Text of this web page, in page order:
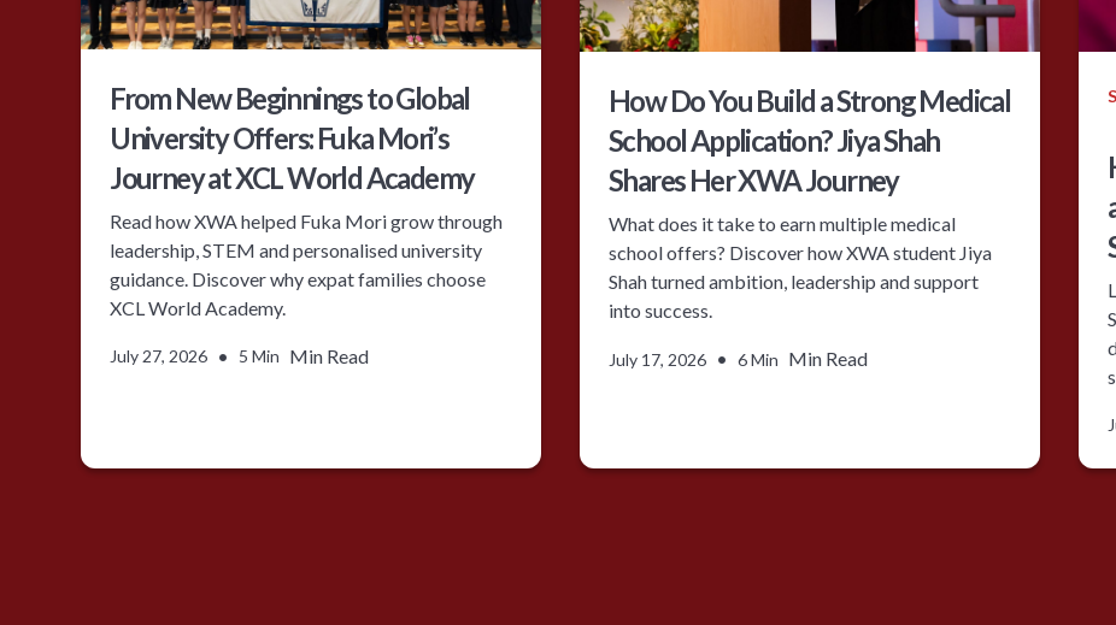
From New Beginnings to Global
University Offers: Fuka Mori’s
Journey at XCL World Academy
Read how XWA helped Fuka Mori grow through
leadership, STEM and personalised university
guidance. Discover why expat families choose
XCL World Academy.
July 27, 2026 • 5 Min Min Read
How Do You Build a Strong Medical
School Application? Jiya Shah
Shares Her XWA Journey
What does it take to earn multiple medical
school offers? Discover how XWA student Jiya
Shah turned ambition, leadership and support
into success.
July 17, 2026 • 6 Min Min Read